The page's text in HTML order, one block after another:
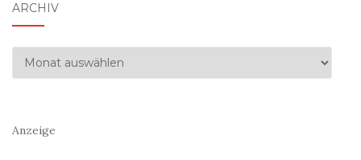
ARCHIV
Archiv
Anzeige